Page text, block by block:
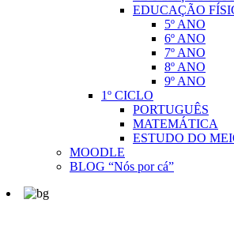
EDUCAÇÃO
5º ANO
6º ANO
7º ANO
8º ANO
9º ANO
1º CICLO
PORTUGUÊS
MATEMÁTICA
ESTUDO DO
MOODLE
BLOG “Nós por cá”